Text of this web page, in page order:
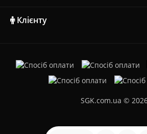
Клієнту
SGK.com.ua ©